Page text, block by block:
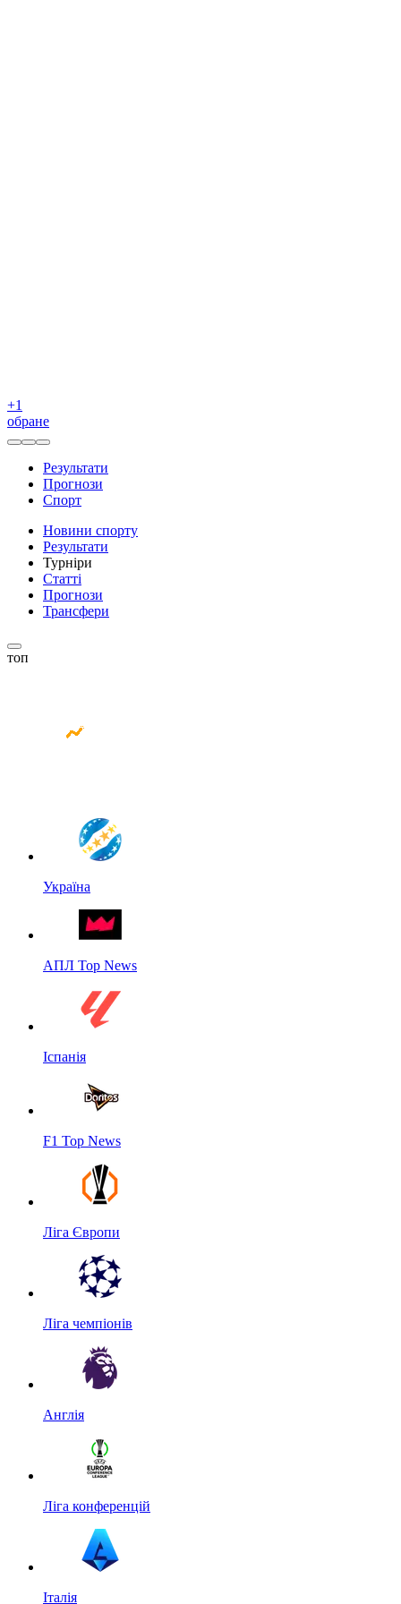
+1
обране
Результати
Прогнози
Спорт
Новини спорту
Результати
Турніри
Статті
Прогнози
Трансфери
топ
Україна
АПЛ Top News
Іспанія
F1 Top News
Ліга Європи
Ліга чемпіонів
Англія
Ліга конференцій
Італія